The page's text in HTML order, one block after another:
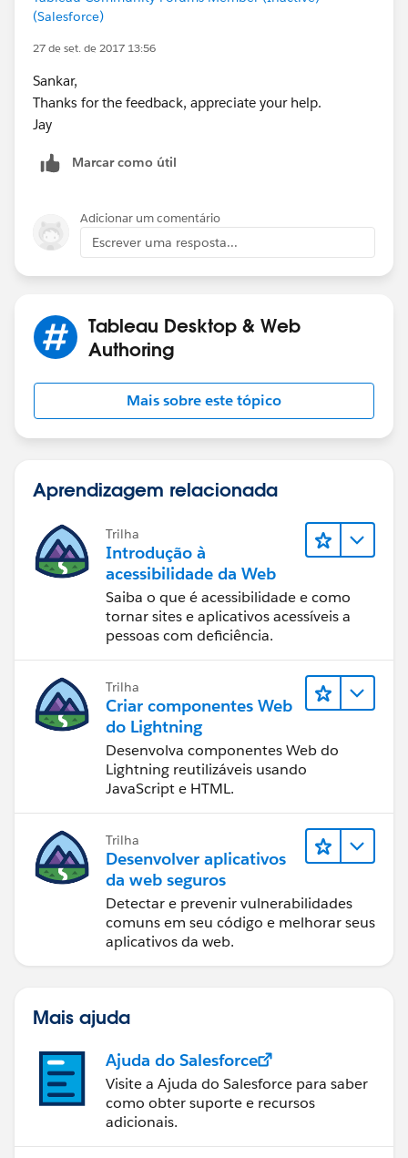
(Salesforce)
27 de set. de 2017 13:56
Sankar,
Thanks for the feedback, appreciate your help.
Jay
Marcar como útil
Adicionar um comentário
Escrever uma resposta...
Tableau Desktop & Web
Authoring
Mais sobre este tópico
Aprendizagem relacionada
Trilha
Introdução à
acessibilidade da Web
Saiba o que é acessibilidade e como
tornar sites e aplicativos acessíveis a
pessoas com deficiência.
Trilha
Criar componentes Web
do Lightning
Desenvolva componentes Web do
Lightning reutilizáveis usando
JavaScript e HTML.
Trilha
Desenvolver aplicativos
da web seguros
Detectar e prevenir vulnerabilidades
comuns em seu código e melhorar seus
aplicativos da web.
Mais ajuda
Ajuda do Salesforce
Visite a Ajuda do Salesforce para saber
como obter suporte e recursos
adicionais.